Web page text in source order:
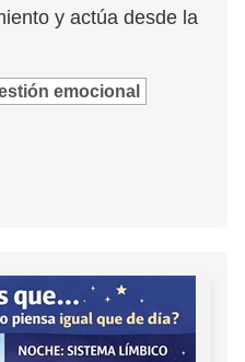
y actúa desde la
emocional